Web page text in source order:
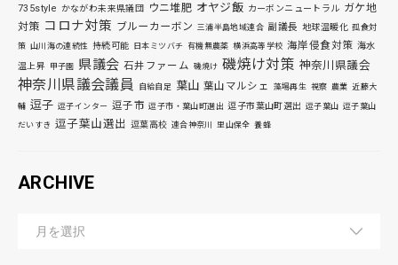
735style かながわ未来県議団 ウニ堆肥 オヤジ飯 カーボンニュートラル ガケ地
対策 コロナ対策 ブルーカーボン 三浦半島地域連合 副議長 地球温暖化 孤食対
策 山川海の連続性 持続可能 日本ミツバチ 有機無農薬 横浜高等学校 海岸侵食対策 海水
温上昇 甲子園 県議会 石井ファーム 磯焼け 磯焼け対策 神奈川県議会
神奈川県議会議員 自給自足 葉山 葉山マルシェ 藻場再生 視察 農業 近藤大
輔 逗子 逗子インター 逗子市 逗子市・葉山町選出 逗子市葉山町選出 逗子葉山 逗子葉山
だいすき 逗子葉山選出 逗葉高校 連合神奈川 里山保全 養蜂
ARCHIVE